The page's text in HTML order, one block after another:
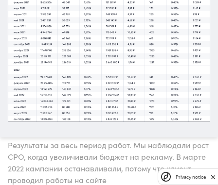
Результаты за весь период работ. Мы наблюдали рост
СРО, когда увеличивали бюджет на рекламу. В марте
2022 кампании останавливали, потому что клиент
проводил работы на сайте
Privacy notice